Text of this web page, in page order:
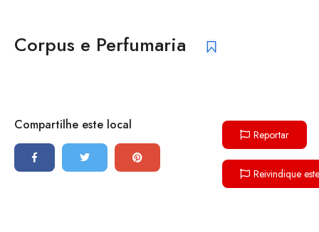
Corpus e Perfumaria
Compartilhe este local
Reportar
Reivindique